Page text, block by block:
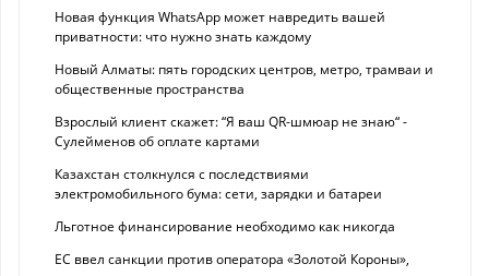
Новая функция WhatsApp может навредить вашей
приватности: что нужно знать каждому
Новый Алматы: пять городских центров, метро, трамваи и
общественные пространства
Взрослый клиент скажет: “Я ваш QR-шмюар не знаю“ -
Сулейменов об оплате картами
Казахстан столкнулся с последствиями
электромобильного бума: сети, зарядки и батареи
Льготное финансирование необходимо как никогда
ЕС ввел санкции против оператора «Золотой Короны»,